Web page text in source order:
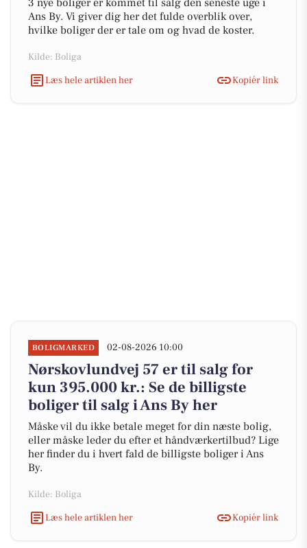
3 nye boliger er kommet til salg den seneste uge i
Ans By. Vi giver dig her det fulde overblik over,
hvilke boliger der er tale om og hvad de koster.
Kilde: Boliga
Læs hele artiklen her
Kopiér link
BOLIGMARKED 02-08-2026 10:00
Nørskovlundvej 57 er til salg for
kun 395.000 kr.: Se de billigste
boliger til salg i Ans By her
Måske vil du ikke betale meget for din næste bolig,
eller måske leder du efter et håndværkertilbud? Lige
her finder du i hvert fald de billigste boliger i Ans
By.
Kilde: Boliga
Læs hele artiklen her
Kopiér link